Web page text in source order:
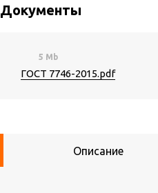
Документы
5 Mb
ГОСТ 7746-2015.pdf
Описание